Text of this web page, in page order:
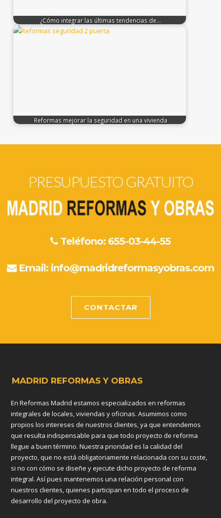
¿Cómo integrar las últimas tendencias de…
Reformas mejorar la seguridad en una vivienda
PRESUPUESTO GRATUITO
Teléfono: 655-03-44-55
Email: info@madridreformasyobras.com
CONTACTAR
MADRID REFORMAS Y OBRAS
En Reformas Madrid estamos especializados en reformas
integrales de locales, viviendas y oficinas. Asumimos como
propios los intereses de nuestros clientes, ya que entendemos
que resulta indispensable para que todo proyecto de reforma
llegue a buen término. Nuestra prioridad es la calidad del
proyecto, que no está obligatoriamente relacionada con su coste,
si no con cómo se diseñe y ejecute dicho proyecto de reforma
integral. Así pues mantenemos una relación personal con
nuestros clientes, quienes participan en todo el proceso de
desarrollo del proyecto de obra.